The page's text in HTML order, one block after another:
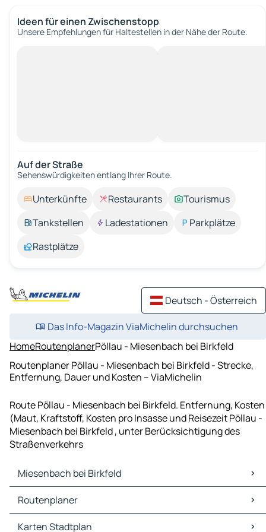
Ideen für einen Zwischenstopp
Unsere Empfehlungen für Haltestellen in der Nähe der Route.
Auf der Straße
Sehenswürdigkeiten entlang Ihrer Route.
Unterkünfte Restaurants
Tourismus
Tankstellen
Ladestationen
Parkplätze
Rastplätze
Deutsch - Österreich
Das Info-Magazin ViaMichelin durchsuchen
HomeRoutenplanerPöllau - Miesenbach bei Birkfeld
Routenplaner Pöllau - Miesenbach bei Birkfeld - Strecke,
Entfernung, Dauer und Kosten – ViaMichelin
Route Pöllau - Miesenbach bei Birkfeld. Entfernung, Kosten
(Maut, Kraftstoff, Kosten pro Insasse und Reisezeit Pöllau -
Miesenbach bei Birkfeld , unter Berücksichtigung des
Straßenverkehrs
Miesenbach bei Birkfeld
Miesenbach bei Birkfeld Karten Stadtplan
Miesenbach bei Birkfeld Verkehr
Miesenbach bei Birkfeld Hotels
Routenplaner
Routenplaner Miesenbach bei Birkfeld - Hartberg
Karten Stadtplan